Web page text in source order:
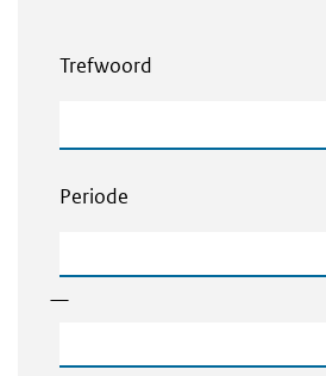
Trefwoord
Periode
—